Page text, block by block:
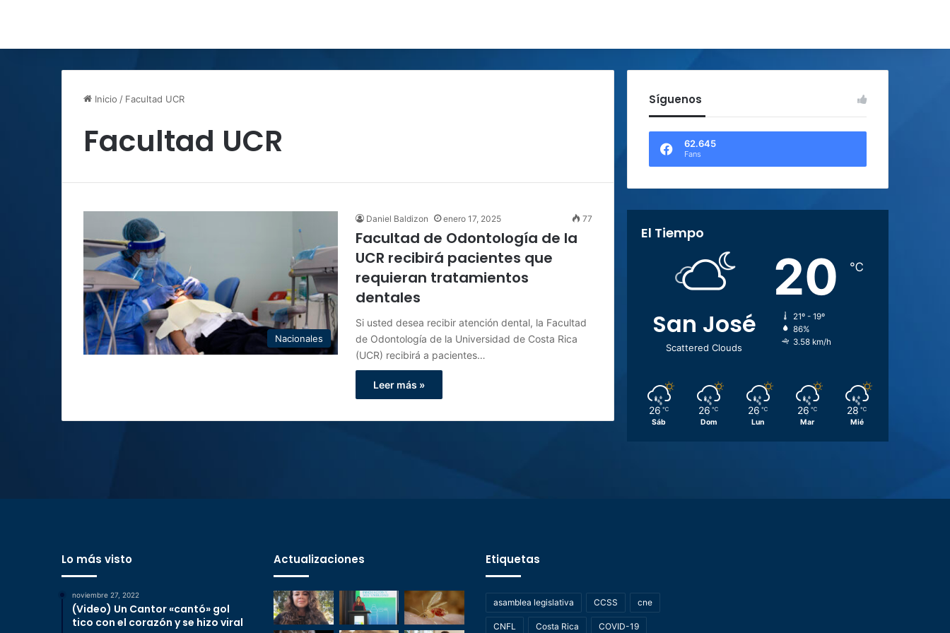
Inicio / Facultad UCR
Facultad UCR
Nacionales
Daniel Baldizon enero 17, 2025 77
Facultad de Odontología de la
UCR recibirá pacientes que
requieran tratamientos
dentales
Si usted desea recibir atención dental, la Facultad
de Odontología de la Universidad de Costa Rica
(UCR) recibirá a pacientes…
Leer más »
Síguenos
62.645
Fans
El Tiempo
San José
Scattered Clouds
20 ℃
21º - 19º
86%
3.58 km/h
26 ℃
Sáb
26 ℃
Dom
26 ℃
Lun
26 ℃
Mar
28 ℃
Mié
Lo más visto
noviembre 27, 2022
(Video) Un Cantor «cantó» gol
tico con el corazón y se hizo viral
Actualizaciones Etiquetas
asamblea legislativa CCSS cne
CNFL Costa Rica COVID-19